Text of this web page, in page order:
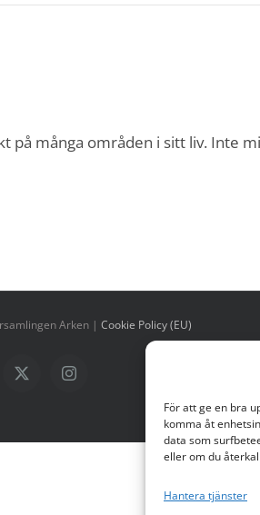
För att ge en bra
komma åt
data som
eller om du
Hantera tjänster
på många områden i sitt liv. Inte
Arken | Cookie Policy (EU)
X Instagram